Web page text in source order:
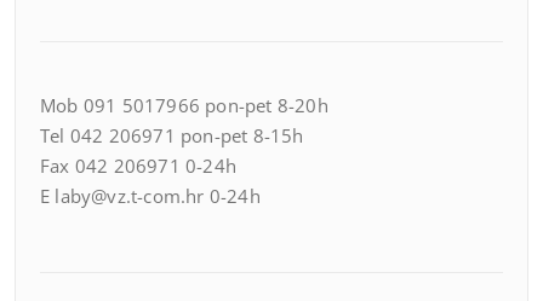
Mob 091 5017966 pon-pet 8-20h
Tel 042 206971 pon-pet 8-15h
Fax 042 206971 0-24h
E laby@vz.t-com.hr 0-24h